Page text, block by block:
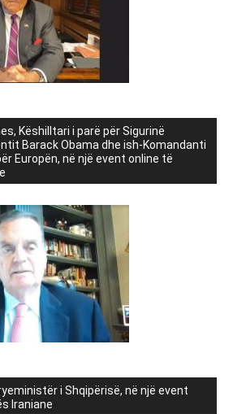
Këshilltari i parë për Sigurinë
Barack Obama dhe ish-Komandanti
Europën, në një event online të
i Shqipërisë, në një event
Iraniane